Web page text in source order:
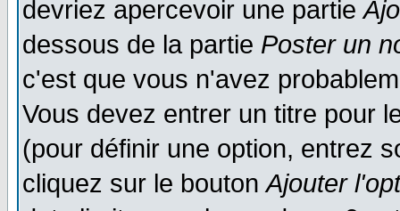
devriez apercevoir une partie
dessous de la partie Poster un
c'est que vous n'avez
Vous devez entrer un titre pour
(pour définir une option, entrez
cliquez sur le boutonAjouter